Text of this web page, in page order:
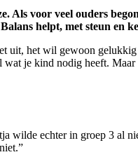
Als voor veel ouders
helpt, met steun en
uit, het wil gewoon
je kind nodig heeft.
wilde echter in groep 3 al